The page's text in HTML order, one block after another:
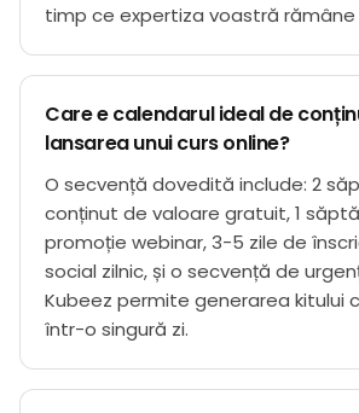
timp ce expertiza voastră
Care e calendarul ideal de
lansarea unui curs online?
O secvență dovedită include: 2
conținut de valoare gratuit, 1
promoție webinar, 3-5 zile de
social zilnic, și o secvență de
Kubeez permite generarea kitului
într-o singură zi.